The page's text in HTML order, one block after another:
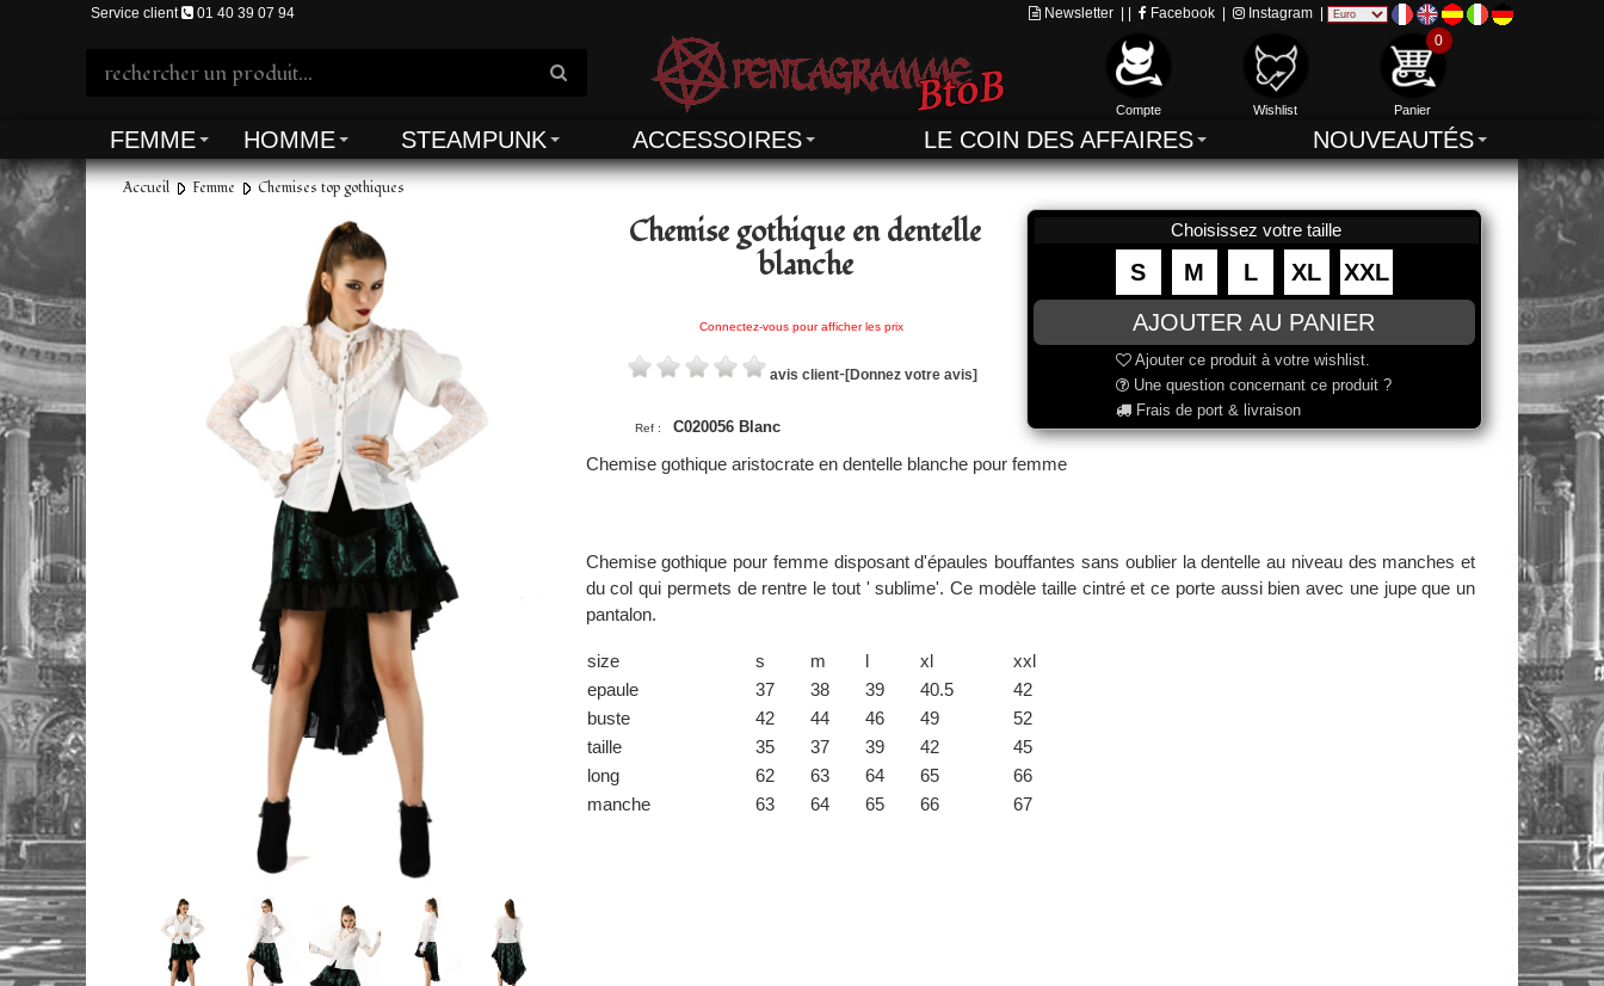
Service client 01 40 39 07 94 Newsletter Facebook Instagram
Compte Wishlist
0
Panier
FEMME HOMME STEAMPUNK ACCESSOIRES LE COIN DES AFFAIRES NOUVEAUTÉS
Accueil Femme Chemises top gothiques
Chemise gothique en dentelle
blanche
Connectez-vous pour afficher les prix
avis client-[Donnez votre avis]
Ref : C020056 Blanc
Choisissez votre taille
S M L XL XXL
Ajouter ce produit à votre wishlist.
Une question concernant ce produit ?
Frais de port & livraison
Chemise gothique aristocrate en dentelle blanche pour femme
Chemise gothique pour femme disposant d'épaules bouffantes sans oublier la dentelle au niveau des manches et
du col qui permets de rentre le tout ' sublime'. Ce modèle taille cintré et ce porte aussi bien avec une jupe que un
pantalon.
size s m l xl
xxl
epaule
37 38 39 40.5
42
buste
42 44 46 49
52
taille
35 37 39 42
45
long
62 63 64 65
66
manche
63 64 65 66 67